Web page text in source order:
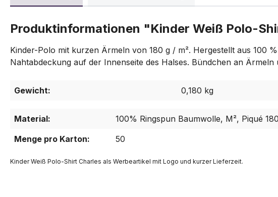
Produktinformationen "Kinder Weiß Polo-
Kinder-Polo mit kurzen Ärmeln von 180 g / m². Hergestellt aus 100
Nahtabdeckung auf der Innenseite des Halses. Bündchen an
Gewicht: 0,180 kg
Material:
100% Ringspun Baumwolle, M², Piqué
Menge pro Karton:
50
Kinder Weiß Polo-Shirt Charles als Werbeartikel mit Logo und kurzer Lieferzeit.